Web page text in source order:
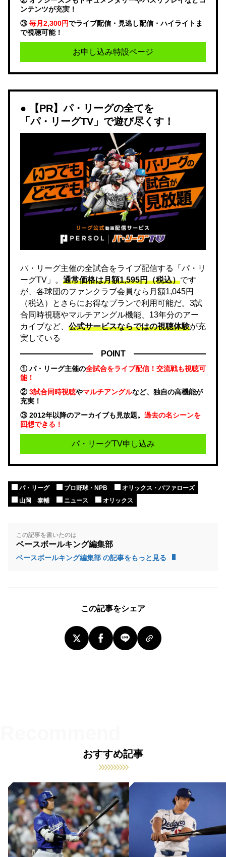
ンテンツが充実！
③毎月2,300円でライブ配信・見逃し配信・ハイライトま
で視聴可能！
お申し込み特設ページ
【PR】パ・リーグの全てを
「パ・リーグTV」で遊び尽くす！
パ・リーグ主催の全試合をライブ配信する「パ・リ
ーグTV」。 通常価格は月額1,595円（税込）です
が、各球団のファンクラブ会員なら月額1,045円
（税込）とさらにお得なプランで利用可能だ。3試
合同時視聴やマルチアングル機能、13年分のアー
カイブなど、 公式サービスならではの視聴体験が充
実している
POINT
① パ・リーグ主催の全試合をライブ配信！交流戦も視聴可
能！
②3試合同時視聴やマルチアングルなど、独自の高機能が
充実！
③ 2012年以降のアーカイブも見放題。 過去の名シーンを
回想できる！
パ・リーグTV申し込み
パ・リーグ プロ野球・NPB
オリックス・バファローズ
山岡 泰輔
ニュース オリックス
この記事を書いたのは
ベースボールキング編集部
ベースボールキング編集部 の記事をもっと見る
この記事をシェア
おすすめ記事